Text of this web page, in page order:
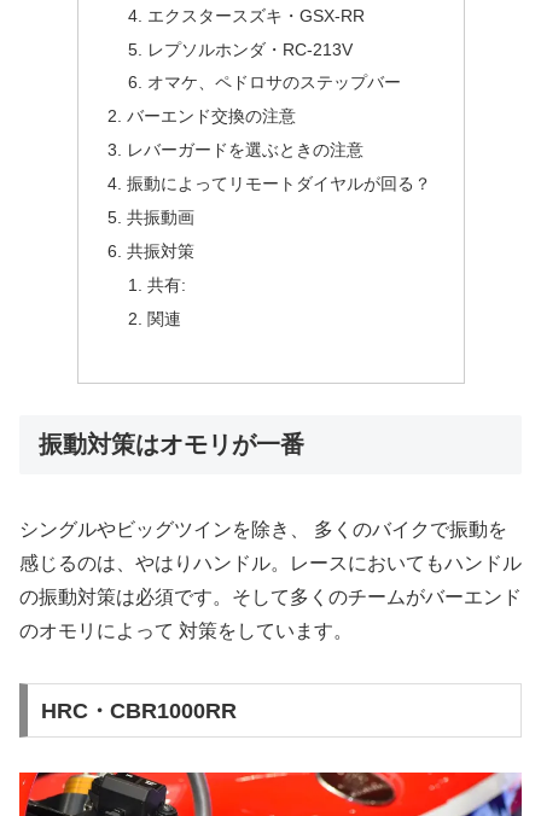
エクスタースズキ・GSX-RR
レプソルホンダ・RC-213V
オマケ、ペドロサのステップバー
バーエンド交換の注意
レバーガードを選ぶときの注意
振動によってリモートダイヤルが回る？
共振動画
共振対策
共有:
関連
振動対策はオモリが一番
シングルやビッグツインを除き、 多くのバイクで振動を
感じるのは、やはりハンドル。レースにおいてもハンドル
の振動対策は必須です。そして多くのチームがバーエンド
のオモリによって 対策をしています。
HRC・CBR1000RR